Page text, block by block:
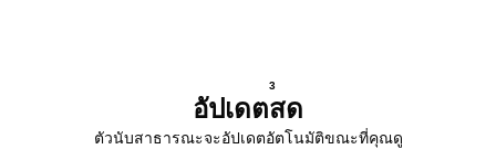
3
อัปเดตสด
ตัวนับสาธารณะจะอัปเดตอัตโนมัติขณะที่คุณดู